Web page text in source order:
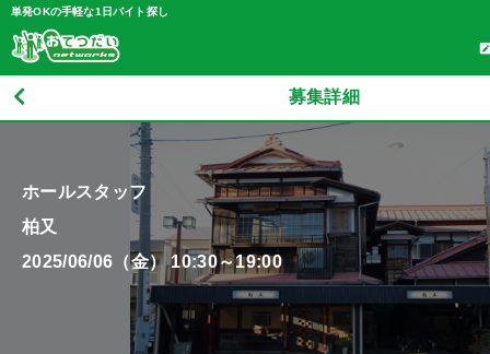
単発OKの手軽な1日バイト探し
募集詳細
ホールスタッフ
柏又
2025/06/06（金） 10:30～19:00